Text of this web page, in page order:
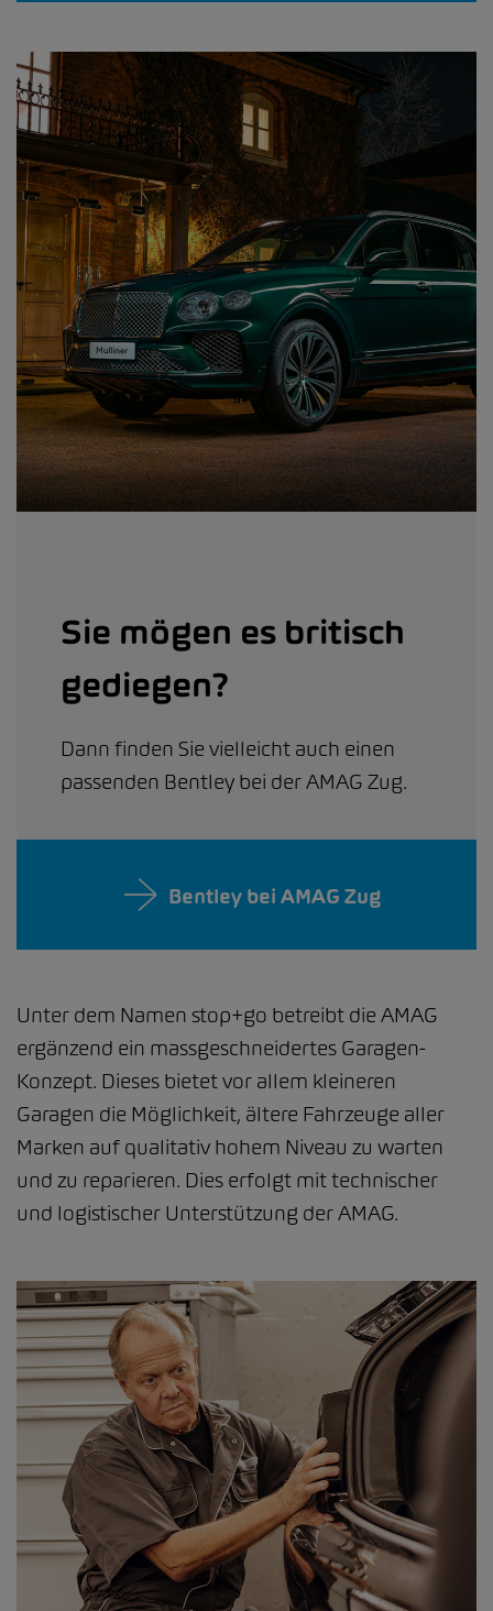
Sie mögen es britisch
gediegen?
Dann finden Sie vielleicht auch einen
passenden Bentley bei der AMAG Zug.
Bentley bei AMAG Zug
Unter dem Namen stop+go betreibt die AMAG
ergänzend ein massgeschneidertes Garagen-
Konzept. Dieses bietet vor allem kleineren
Garagen die Möglichkeit, ältere Fahrzeuge aller
Marken auf qualitativ hohem Niveau zu warten
und zu reparieren. Dies erfolgt mit technischer
und logistischer Unterstützung der AMAG.